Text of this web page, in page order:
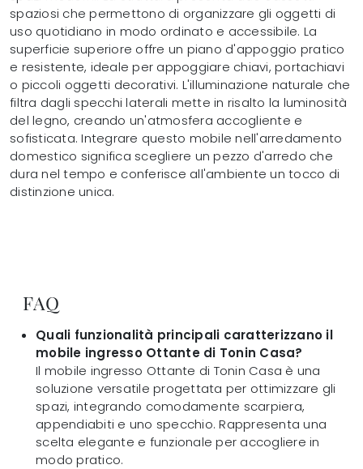
spaziosi che permettono di organizzare gli oggetti di
uso quotidiano in modo ordinato e accessibile. La
superficie superiore offre un piano d'appoggio pratico
e resistente, ideale per appoggiare chiavi, portachiavi
o piccoli oggetti decorativi. L'illuminazione naturale che
filtra dagli specchi laterali mette in risalto la luminosità
del legno, creando un'atmosfera accogliente e
sofisticata. Integrare questo mobile nell'arredamento
domestico significa scegliere un pezzo d'arredo che
dura nel tempo e conferisce all'ambiente un tocco di
distinzione unica.
FAQ
Quali funzionalità principali caratterizzano il
mobile ingresso Ottante di Tonin Casa?
Il mobile ingresso Ottante di Tonin Casa è una
soluzione versatile progettata per ottimizzare gli
spazi, integrando comodamente scarpiera,
appendiabiti e uno specchio. Rappresenta una
scelta elegante e funzionale per accogliere in
modo pratico.